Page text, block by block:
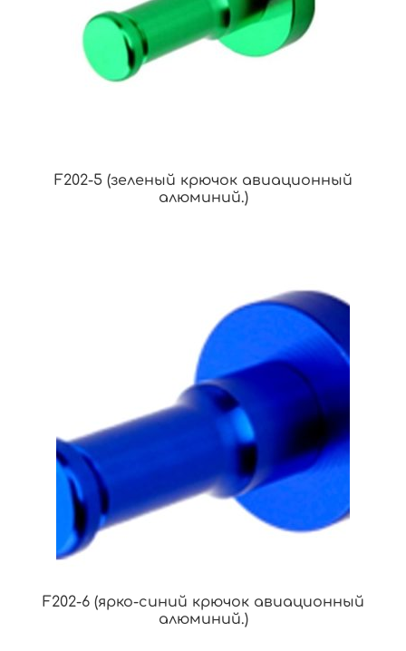
F202-5 (зеленый крючок авиационный
алюминий.)
F202-6 (ярко-синий крючок авиационный
алюминий.)